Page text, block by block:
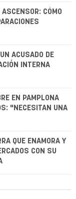
CÓMO
ACUSADO DE
INTERNA
EN PAMPLONA
"NECESITAN UNA
QUE ENAMORA Y
CON SU